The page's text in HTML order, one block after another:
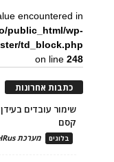
encountered in
public_html/wp-
td_block.php
on line248
כתבות אחרונות
קסם
בלוגים מערכת HRus